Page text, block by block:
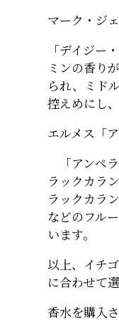
マーク・ジ
「デイジー
ミンの香り
られ、ミド
控えめにし
エルメス「
「アンペ
ラックカラ
ラックカラ
などのフル
います。
以上、イチ
に合わせて
香水を購入